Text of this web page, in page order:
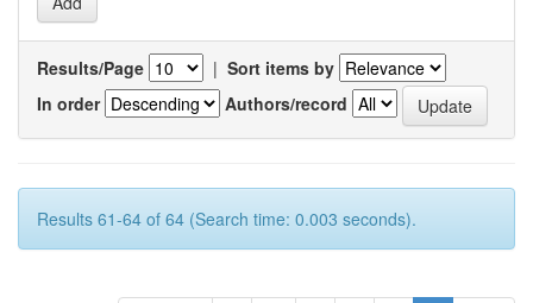
Results/Page | Sort items by
In order
Authors/record
Results 61-64 of 64 (Search time: 0.003 seconds).